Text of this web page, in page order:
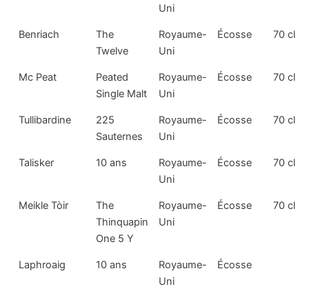
Uni
Benriach
The
Twelve
Royaume-
Uni
Écosse 70 cl
Mc Peat
Peated
Single Malt
Royaume-
Uni
Écosse 70 cl
Tullibardine
225
Sauternes
Royaume-
Uni
Écosse 70 cl
Talisker 10 ans
Royaume-
Uni
Écosse 70 cl
Meikle Tòir
The
Thinquapin
One 5 Y
Royaume-
Uni
Écosse 70 cl
Laphroaig 10 ans
Royaume-
Uni
Écosse